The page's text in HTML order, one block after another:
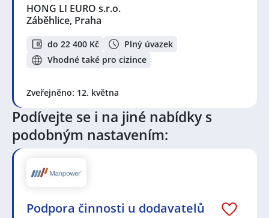
HONG LI EURO s.r.o.
Záběhlice, Praha
do 22 400 Kč
Plný úvazek
Vhodné také pro cizince
Zveřejněno: 12. května
Podívejte se i na jiné nabídky s
podobným nastavením:
Podpora činnosti u dodavatelů